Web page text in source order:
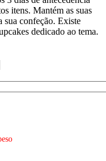
itens. Mantém as suas
sua confeção. Existe
dedicado ao tema.